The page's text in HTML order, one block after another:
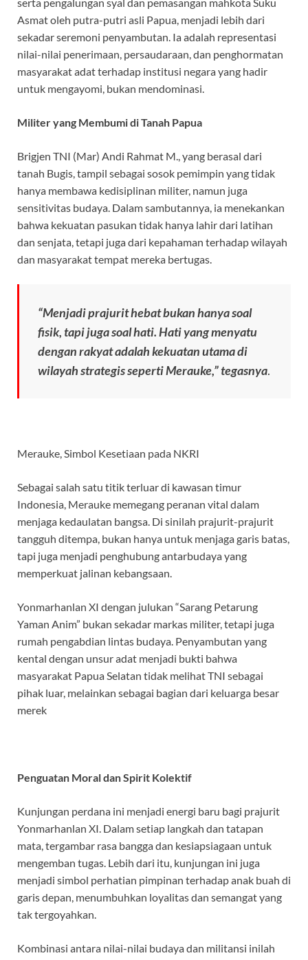
serta pengalungan syal dan pemasangan mahkota Suku
Asmat oleh putra-putri asli Papua, menjadi lebih dari
sekadar seremoni penyambutan. Ia adalah representasi
nilai-nilai penerimaan, persaudaraan, dan penghormatan
masyarakat adat terhadap institusi negara yang hadir
untuk mengayomi, bukan mendominasi.
Militer yang Membumi di Tanah Papua
Brigjen TNI (Mar) Andi Rahmat M., yang berasal dari
tanah Bugis, tampil sebagai sosok pemimpin yang tidak
hanya membawa kedisiplinan militer, namun juga
sensitivitas budaya. Dalam sambutannya, ia menekankan
bahwa kekuatan pasukan tidak hanya lahir dari latihan
dan senjata, tetapi juga dari kepahaman terhadap wilayah
dan masyarakat tempat mereka bertugas.
“Menjadi prajurit hebat bukan hanya soal
fisik, tapi juga soal hati. Hati yang menyatu
dengan rakyat adalah kekuatan utama di
wilayah strategis seperti Merauke,” tegasnya.
Merauke, Simbol Kesetiaan pada NKRI
Sebagai salah satu titik terluar di kawasan timur
Indonesia, Merauke memegang peranan vital dalam
menjaga kedaulatan bangsa. Di sinilah prajurit-prajurit
tangguh ditempa, bukan hanya untuk menjaga garis batas,
tapi juga menjadi penghubung antarbudaya yang
memperkuat jalinan kebangsaan.
Yonmarhanlan XI dengan julukan “Sarang Petarung
Yaman Anim” bukan sekadar markas militer, tetapi juga
rumah pengabdian lintas budaya. Penyambutan yang
kental dengan unsur adat menjadi bukti bahwa
masyarakat Papua Selatan tidak melihat TNI sebagai
pihak luar, melainkan sebagai bagian dari keluarga besar
merek
Penguatan Moral dan Spirit Kolektif
Kunjungan perdana ini menjadi energi baru bagi prajurit
Yonmarhanlan XI. Dalam setiap langkah dan tatapan
mata, tergambar rasa bangga dan kesiapsiagaan untuk
mengemban tugas. Lebih dari itu, kunjungan ini juga
menjadi simbol perhatian pimpinan terhadap anak buah di
garis depan, menumbuhkan loyalitas dan semangat yang
tak tergoyahkan.
Kombinasi antara nilai-nilai budaya dan militansi inilah